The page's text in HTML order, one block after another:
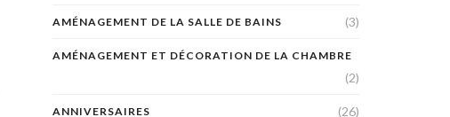
AMÉNAGEMENT DE LA SALLE DE BAINS (3)
AMÉNAGEMENT ET DÉCORATION DE LA CHAMBRE
(2)
ANNIVERSAIRES (26)